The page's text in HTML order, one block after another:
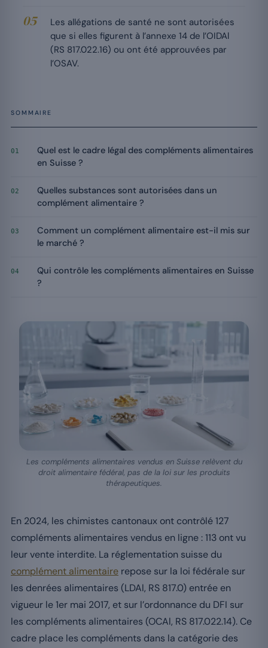
Les allégations de santé ne sont autorisées
que si elles figurent à l’annexe 14 de l’OIDAl
(RS 817.022.16) ou ont été approuvées par
l’OSAV.
SOMMAIRE
01
Quel est le cadre légal des compléments alimentaires
en Suisse ?
02
Quelles substances sont autorisées dans un
complément alimentaire ?
03
Comment un complément alimentaire est-il mis sur
le marché ?
04
Qui contrôle les compléments alimentaires en Suisse
?
Les compléments alimentaires vendus en Suisse relèvent du
droit alimentaire fédéral, pas de la loi sur les produits
thérapeutiques.
En 2024, les chimistes cantonaux ont contrôlé 127
compléments alimentaires vendus en ligne : 113 ont vu
leur vente interdite. La réglementation suisse du
complément alimentaire repose sur la loi fédérale sur
les denrées alimentaires (LDAl, RS 817.0) entrée en
vigueur le 1er mai 2017, et sur l’ordonnance du DFI sur
les compléments alimentaires (OCAl, RS 817.022.14). Ce
cadre place les compléments dans la catégorie des